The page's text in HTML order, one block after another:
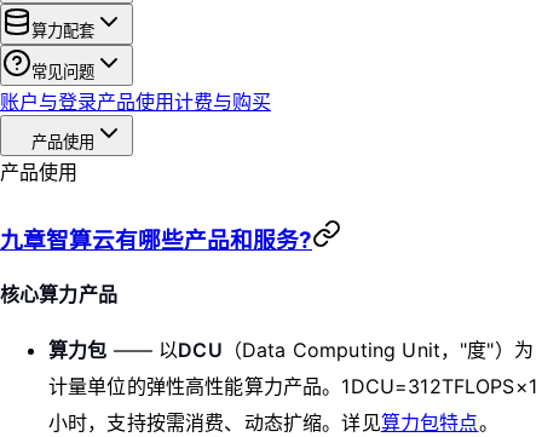
算力配套
常见问题
账户与登录产品使用计费与购买
产品使用
产品使用
九章智算云有哪些产品和服务?
核心算力产品
算力包 —— 以DCU （Data Computing Unit，"度"）为
计量单位的弹性高性能算力产品。1DCU=312TFLOPS×1
小时，支持按需消费、动态扩缩。详见算力包特点。